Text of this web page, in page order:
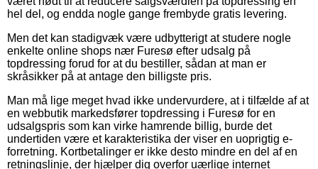
hel del, og endda nogle gange frembyde gratis levering.
Men det kan stadigvæk være udbytterigt at studere nogle
enkelte online shops nær Furesø efter udsalg på
topdressing forud for at du bestiller, sådan at man er
skråsikker på at antage den billigste pris.
Man må lige meget hvad ikke undervurdere, at i tilfælde af at
en webbutik markedsfører topdressing i Furesø for en
udsalgspris som kan virke hamrende billig, burde det
undertiden være et karakteristika der viser en uoprigtig e-
forretning. Kortbetalinger er ikke desto mindre en del af en
retningslinje, der hjælper dig overfor uærlige internet